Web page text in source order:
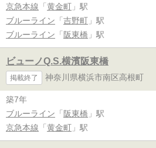
京急本線 「 黄金町 」駅
ブルーライン 「 吉野町 」駅
ブルーライン 「 阪東橋 」駅
ビューノQ.S.横濱阪東橋
掲載終了 神奈川県横浜市南区高根町
築7年
ブルーライン 「 阪東橋 」駅
京急本線 「 黄金町 」駅